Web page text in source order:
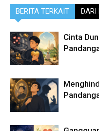
BERITA TERKAIT DARI
Cinta